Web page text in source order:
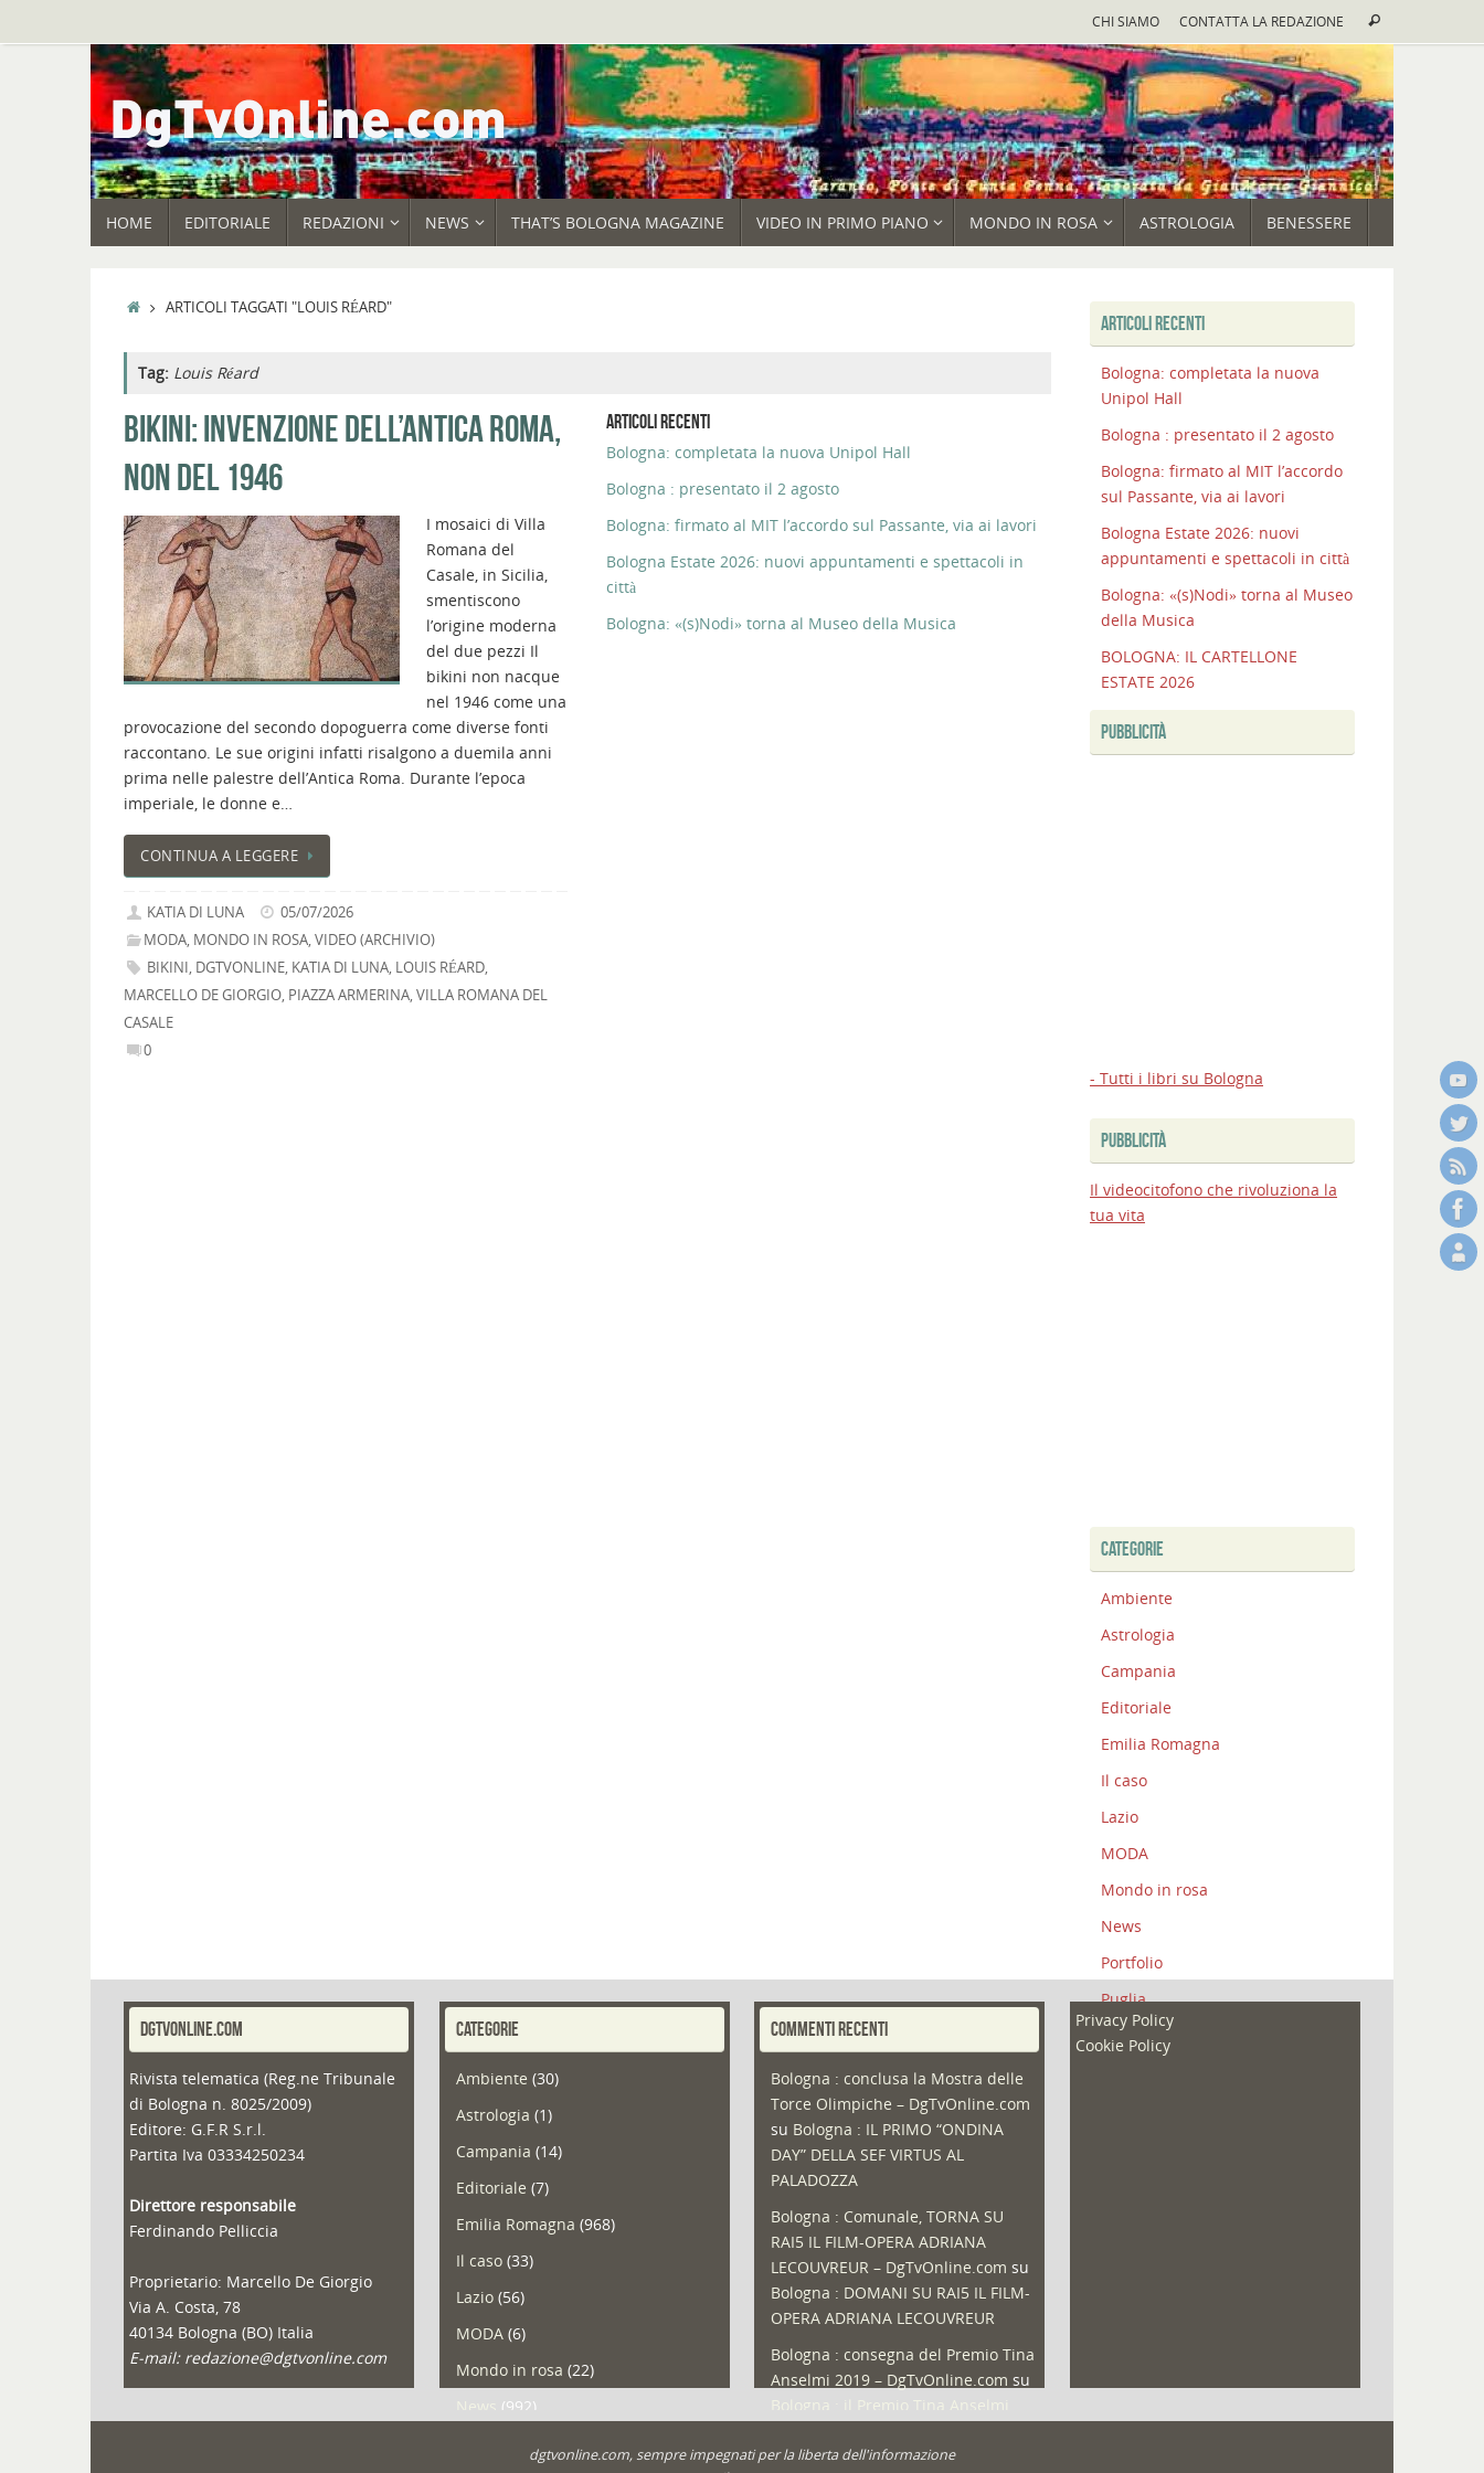
CHI SIAMO CONTATTA LA REDAZIONE Cerca
HOME EDITORIALE REDAZIONI NEWS THAT’S BOLOGNA MAGAZINE VIDEO IN PRIMO PIANO MONDO IN ROSA ASTROLOGIA BENESSERE
HOMEARTICOLI TAGGATI "LOUIS RÉARD"
Tag: Louis Réard
BIKINI: INVENZIONE DELL’ANTICA ROMA,
NON DEL 1946
I mosaici di Villa
Romana del
Casale, in Sicilia,
smentiscono
l’origine moderna
del due pezzi Il
bikini non nacque
nel 1946 come una
provocazione del secondo dopoguerra come diverse fonti
raccontano. Le sue origini infatti risalgono a duemila anni
prima nelle palestre dell’Antica Roma. Durante l’epoca
imperiale, le donne e…
CONTINUA A LEGGERE
KATIA DI LUNA
05/07/2026
MODA, MONDO IN ROSA,VIDEO (ARCHIVIO)
BIKINI, DGTVONLINE, KATIA DI LUNA, LOUIS RÉARD,
MARCELLO DE GIORGIO, PIAZZA ARMERINA,VILLA ROMANA DEL
CASALE
0
ARTICOLI RECENTI
Bologna: completata la nuova Unipol Hall
Bologna : presentato il 2 agosto
Bologna: firmato al MIT l’accordo sul Passante, via ai lavori
Bologna Estate 2026: nuovi appuntamenti e spettacoli in
città
Bologna: «(s)Nodi» torna al Museo della Musica
ARTICOLI RECENTI
Bologna: completata la nuova
Unipol Hall
Bologna : presentato il 2 agosto
Bologna: firmato al MIT l’accordo
sul Passante, via ai lavori
Bologna Estate 2026: nuovi
appuntamenti e spettacoli in città
Bologna: «(s)Nodi» torna al Museo
della Musica
BOLOGNA: IL CARTELLONE
ESTATE 2026
PUBBLICITÀ
- Tutti i libri su Bologna
PUBBLICITÀ
Il videocitofono che rivoluziona la
tua vita
CATEGORIE
Ambiente
Astrologia
Campania
Editoriale
Emilia Romagna
Il caso
Lazio
MODA
Mondo in rosa
News
Portfolio
Puglia
Redazioni
DGTVONLINE.COM
Rivista telematica (Reg.ne Tribunale
di Bologna n. 8025/2009)
Editore: G.F.R S.r.l.
Partita Iva 03334250234
Direttore responsabile
Ferdinando Pelliccia
Proprietario: Marcello De Giorgio
Via A. Costa, 78
40134 Bologna (BO) Italia
E-mail: redazione@dgtvonline.com
CATEGORIE
Ambiente (30)
Astrologia (1)
Campania (14)
Editoriale (7)
Emilia Romagna (968)
Il caso(33)
Lazio(56)
MODA(6)
Mondo in rosa (22)
(992)
COMMENTI RECENTI
Bologna : conclusa la Mostra delle
Torce Olimpiche – DgTvOnline.com
su Bologna : IL PRIMO “ONDINA
DAY” DELLA SEF VIRTUS AL
PALADOZZA
Bologna : Comunale, TORNA SU
RAI5 IL FILM-OPERA ADRIANA
LECOUVREUR – DgTvOnline.com su
Bologna : DOMANI SU RAI5 IL FILM-
OPERA ADRIANA LECOUVREUR
Bologna : consegna del Premio Tina
Anselmi 2019 – DgTvOnline.com su
Privacy Policy
Cookie Policy
dgtvonline.com, sempre impegnati per la liberta dell'informazione